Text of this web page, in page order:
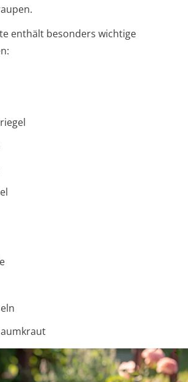
enthält besonders wichtige